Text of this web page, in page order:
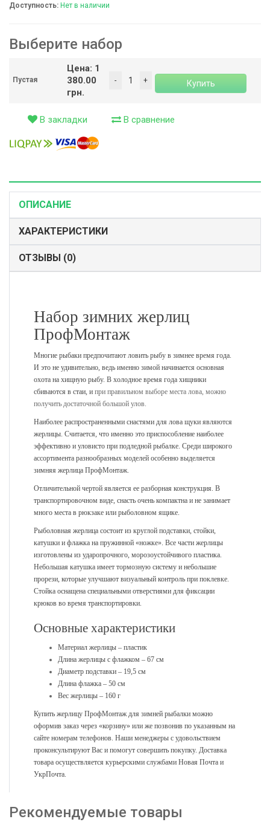
Доступность: Нет в наличии
Выберите набор
Пустая
Цена: 1
380.00
грн.
В закладки В сравнение
ОПИСАНИЕ
ХАРАКТЕРИСТИКИ
ОТЗЫВЫ (0)
Набор зимних жерлиц
ПрофМонтаж
Многие рыбаки предпочитают ловить рыбу в зимнее время года.
И это не удивительно, ведь именно зимой начинается основная
охота на хищную рыбу. В холодное время года хищники
сбиваются в стаи, и при правильном выборе места лова, можно
получить достаточной большой улов.
Наиболее распространенными снастями для лова щуки являются
жерлицы. Считается, что именно это приспособление наиболее
эффективно и уловисто при подледной рыбалке. Среди широкого
ассортимента разнообразных моделей особенно выделяется
зимняя жерлица ПрофМонтаж.
Отличительной чертой является ее разборная конструкция. В
транспортировочном виде, снасть очень компактна и не занимает
много места в рюкзаке или рыболовном ящике.
Рыболовная жерлица состоит из круглой подставки, стойки,
катушки и флажка на пружинной «ножке». Все части жерлицы
изготовлены из ударопрочного, морозоустойчивого пластика.
Небольшая катушка имеет тормозную систему и небольшие
прорези, которые улучшают визуальный контроль при поклевке.
Стойка оснащена специальными отверстиями для фиксации
крюков во время транспортировки.
Основные характеристики
Материал жерлицы – пластик
Длина жерлицы с флажком – 67 см
Диаметр подставки – 19,5 см
Длина флажка – 50 см
Вес жерлицы – 160 г
Купить жерлицу ПрофМонтаж для зимней рыбалки можно
оформив заказ через «корзину» или же позвонив по указанным на
сайте номерам телефонов. Наши менеджеры с удовольствием
проконсультируют Вас и помогут совершить покупку. Доставка
товара осуществляется курьерскими службами Новая Почта и
УкрПочта.
Рекомендуемые товары